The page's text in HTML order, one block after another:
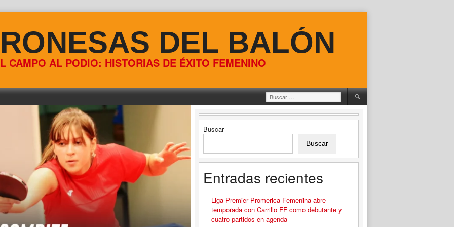
DEL BALÓN
CAMPO AL PODIO: HISTORIAS DE ÉXITO FEMENINO
Buscar:
Buscar
Buscar
Entradas recientes
Liga Premier Promerica Femenina abre
temporada con Carrillo FF como debutante y
cuatro partidos en agenda